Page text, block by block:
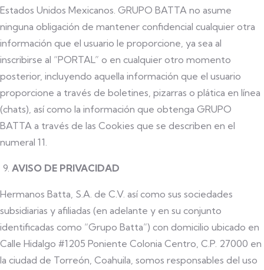
Estados Unidos Mexicanos. GRUPO BATTA no asume
ninguna obligación de mantener confidencial cualquier otra
información que el usuario le proporcione, ya sea al
inscribirse al “PORTAL” o en cualquier otro momento
posterior, incluyendo aquella información que el usuario
proporcione a través de boletines, pizarras o plática en línea
(chats), así como la información que obtenga GRUPO
BATTA a través de las Cookies que se describen en el
numeral 11.
AVISO DE PRIVACIDAD
Hermanos Batta, S.A. de C.V. así como sus sociedades
subsidiarias y afiliadas (en adelante y en su conjunto
identificadas como “Grupo Batta”) con domicilio ubicado en
Calle Hidalgo #1205 Poniente Colonia Centro, C.P. 27000 en
la ciudad de Torreón, Coahuila, somos responsables del uso